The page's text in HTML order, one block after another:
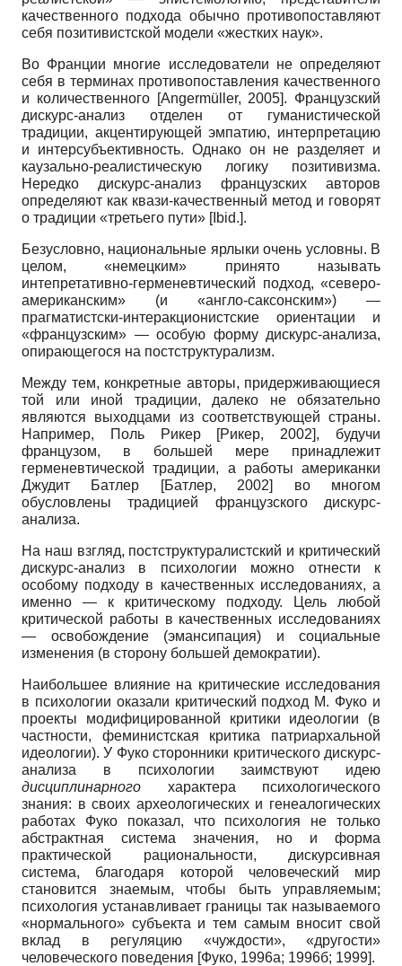
качественного подхода обычно противопоставляют
себя позитивистской модели «жестких наук».
Во Франции многие исследователи не определяют
себя в терминах противопоставления качественного
и количественного [Angermüller, 2005]. Французский
дискурс-анализ отделен от гуманистической
традиции, акцентирующей эмпатию, интерпретацию
и интерсубъективность. Однако он не разделяет и
каузально-реалистическую логику позитивизма.
Нередко дискурс-анализ французских авторов
определяют как квази-качественный метод и говорят
о традиции «третьего пути» [Ibid.].
Безусловно, национальные ярлыки очень условны. В
целом, «немецким» принято называть
интепретативно-герменевтический подход, «северо-
американским» (и «англо-саксонским») —
прагматистски-интеракционистские ориентации и
«французским» — особую форму дискурс-анализа,
опирающегося на постструктурализм.
Между тем, конкретные авторы, придерживающиеся
той или иной традиции, далеко не обязательно
являются выходцами из соответствующей страны.
Например, Поль Рикер [Рикер, 2002], будучи
французом, в большей мере принадлежит
герменевтической традиции, а работы американки
Джудит Батлер [Батлер, 2002] во многом
обусловлены традицией французского дискурс-
анализа.
На наш взгляд, постструктуралистский и критический
дискурс-анализ в психологии можно отнести к
особому подходу в качественных исследованиях, а
именно — к критическому подходу. Цель любой
критической работы в качественных исследованиях
— освобождение (эмансипация) и социальные
изменения (в сторону большей демократии).
Наибольшее влияние на критические исследования
в психологии оказали критический подход М. Фуко и
проекты модифицированной критики идеологии (в
частности, феминистская критика патриархальной
идеологии). У Фуко сторонники критического дискурс-
анализа в психологии заимствуют идею
дисциплинарного характера психологического
знания: в своих археологических и генеалогических
работах Фуко показал, что психология не только
абстрактная система значения, но и форма
практической рациональности, дискурсивная
система, благодаря которой человеческий мир
становится знаемым, чтобы быть управляемым;
психология устанавливает границы так называемого
«нормального» субъекта и тем самым вносит свой
вклад в регуляцию «чуждости», «другости»
человеческого поведения [Фуко, 1996а; 1996б; 1999].